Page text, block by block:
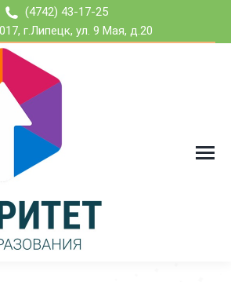
(4742) 43-17-25
г.Липецк, ул. 9 Мая, д.20